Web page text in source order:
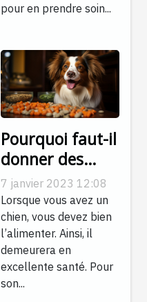
pour en prendre soin...
Pourquoi faut-il
donner des
croquettes aux
chiens ?
7 janvier 2023 12:08
Lorsque vous avez un
chien, vous devez bien
l’alimenter. Ainsi, il
demeurera en
excellente santé. Pour
son...